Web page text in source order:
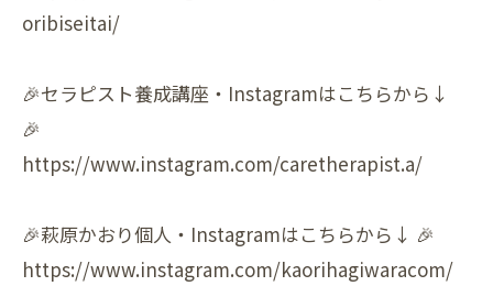
oribiseitai/
🎉セラピスト養成講座・Instagramはこちらから↓
🎉
https://www.instagram.com/caretherapist.a/
🎉萩原かおり個人・Instagramはこちらから↓ 🎉
https://www.instagram.com/kaorihagiwaracom/